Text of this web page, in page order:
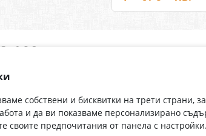
Доставка
Гаранция
Плащане
Как да поръчам
С
собствени и бисквитки на трети страни,
и да ви показваме персонализирано
своите предпочитания от панела с